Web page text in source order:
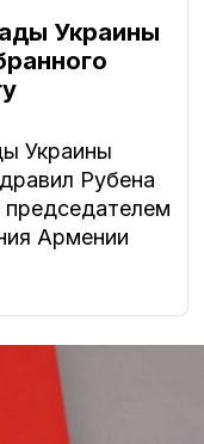
Украины
Украины
Рубена
председателем
Армении